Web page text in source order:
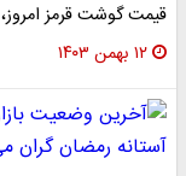
قیمت گوشت قرمز امروز، 12 بهمن 1403، اعلام شد.
۱۲ بهمن ۱۴۰۳